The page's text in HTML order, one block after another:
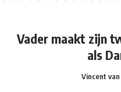
Vader maakt zijn
als
Vincent van